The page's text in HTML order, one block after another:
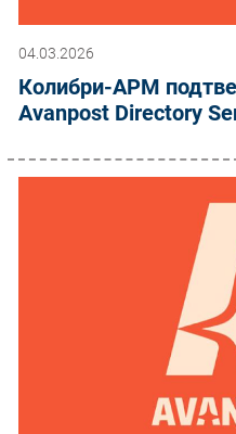
04.03.2026
Колибри-АРМ
Avanpost Directory